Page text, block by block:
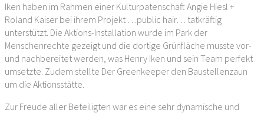
Iken haben im Rahmen einer Kulturpatenschaft Angie Hiesl +
Roland Kaiser bei ihrem Projekt …public hair… tatkräftig
unterstützt. Die Aktions-Installation wurde im Park der
Menschenrechte gezeigt und die dortige Grünfläche musste vor-
und nachbereitet werden, was Henry Iken und sein Team perfekt
umsetzte. Zudem stellte Der Greenkeeper den Baustellenzaun
um die Aktionsstätte.
Zur Freude aller Beteiligten war es eine sehr dynamische und